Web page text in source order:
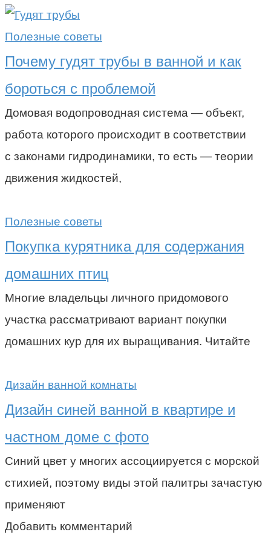
Полезные советы
Почему гудят трубы в ванной и как
бороться с проблемой
Домовая водопроводная система — объект,
работа которого происходит в соответствии
с законами гидродинамики, то есть — теории
движения жидкостей,
Полезные советы
Покупка курятника для содержания
домашних птиц
Многие владельцы личного придомового
участка рассматривают вариант покупки
домашних кур для их выращивания. Читайте
Дизайн ванной комнаты
Дизайн синей ванной в квартире и
частном доме с фото
Синий цвет у многих ассоциируется с морской
стихией, поэтому виды этой палитры зачастую
применяют
Добавить комментарий